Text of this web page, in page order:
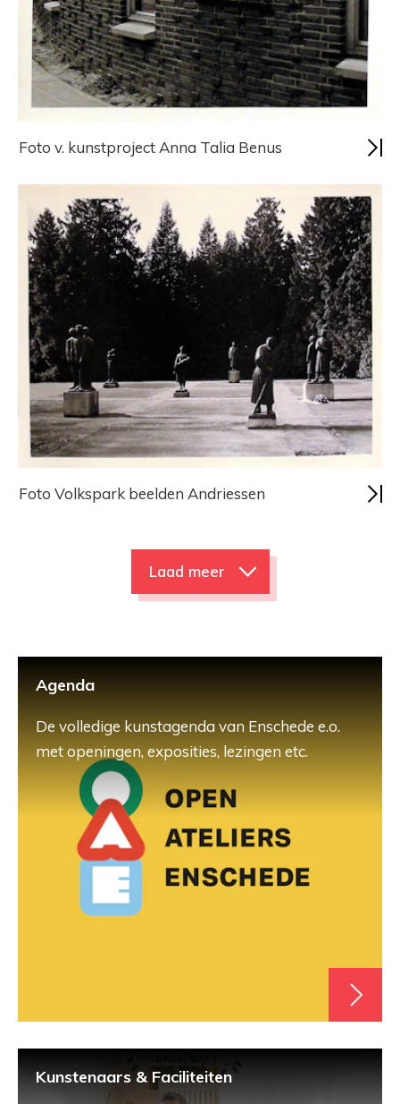
Foto v. kunstproject Anna Talia Benus
Foto Volkspark beelden Andriessen
Laad meer
Agenda
De volledige kunstagenda van Enschede e.o.
met openingen, exposities, lezingen etc.
Kunstenaars & Faciliteiten